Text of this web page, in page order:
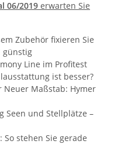
06/2019 erwarten Sie
Zubehör fixieren Sie
günstig
Line im Profitest
ist besser?
Neuer Maßstab: Hymer
Seen und Stellplätze –
stehen Sie gerade